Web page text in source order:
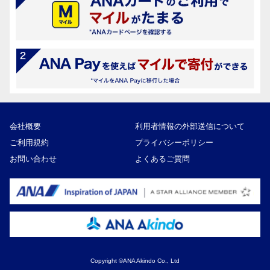
会社概要
利用者情報の外部送信について
ご利用規約
プライバシーポリシー
お問い合わせ
よくあるご質問
Copyright ©ANA Akindo Co., Ltd